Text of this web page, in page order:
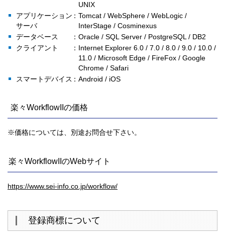
UNIX
アプリケーション
サーバ
：Tomcat / WebSphere / WebLogic /
InterStage / Cosminexus
データベース
：Oracle / SQL Server / PostgreSQL / DB2
クライアント
：Internet Explorer 6.0 / 7.0 / 8.0 / 9.0 / 10.0 /
11.0 / Microsoft Edge / FireFox / Google
Chrome / Safari
スマートデバイス：Android / iOS
楽々WorkflowIIの価格
※価格については、別途お問合せ下さい。
楽々WorkflowIIのWebサイト
https://www.sei-info.co.jp/workflow/
登録商標について